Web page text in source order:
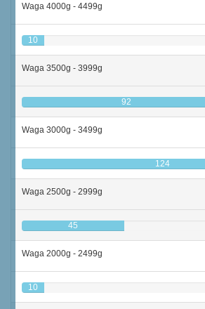
Waga 4000g - 4499g
10
Waga 3500g - 3999g
92
Waga 3000g - 3499g
124
Waga 2500g - 2999g
45
Waga 2000g - 2499g
10